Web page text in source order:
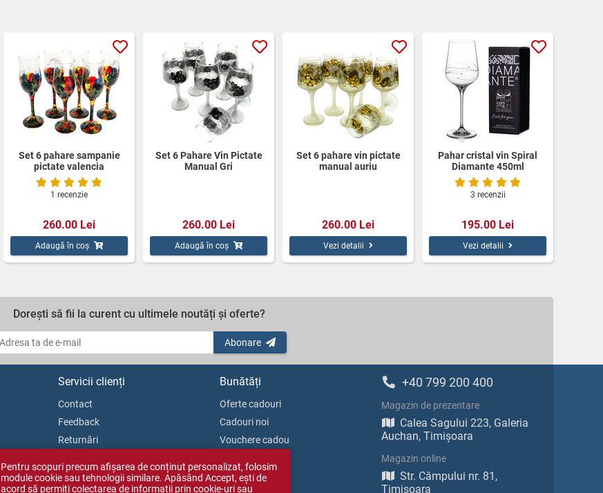
Set 6 pahare sampanie
pictate valencia
1 recenzie
260.00 Lei
Adaugă în coș
Set 6 Pahare Vin Pictate
Manual Gri
260.00 Lei
Adaugă în coș
Set 6 pahare vin pictate
manual auriu
260.00 Lei
Vezi detalii
Pahar cristal vin Spiral
Diamante 450ml
3 recenzii
195.00 Lei
Vezi detalii
Dorești să fii la curent cu ultimele noutăți și oferte?
Abonare
Servicii clienți
Contact
Feedback
Returnări
ANPC
Bunătăți
Oferte cadouri
Cadouri noi
Vouchere cadou
+40 799 200 400
Magazin de prezentare
Calea Sagului 223, Galeria
Auchan, Timișoara
Magazin online
Str. Câmpului nr. 81,
Timișoara
Pentru scopuri precum afișarea de conținut personalizat, folosim
module cookie sau tehnologii similare. Apăsând Accept, ești de
acord să permiți colectarea de informații prin cookie-uri sau